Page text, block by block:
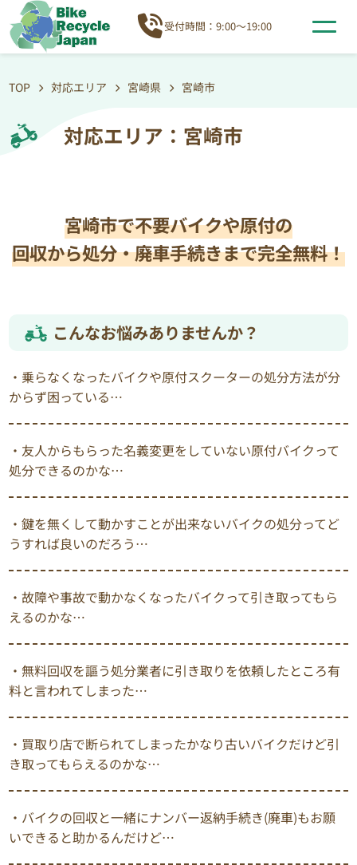
受付時間：9:00～19:00
TOP 対応エリア 宮崎県 宮崎市
対応エリア：宮崎市
宮崎市で不要バイクや原付の
回収から処分・廃車手続きまで完全無料！
こんなお悩みありませんか？
・乗らなくなったバイクや原付スクーターの処分方法が分
からず困っている…
・友人からもらった名義変更をしていない原付バイクって
処分できるのかな…
・鍵を無くして動かすことが出来ないバイクの処分ってど
うすれば良いのだろう…
・故障や事故で動かなくなったバイクって引き取ってもら
えるのかな…
・無料回収を謳う処分業者に引き取りを依頼したところ有
料と言われてしまった…
・買取り店で断られてしまったかなり古いバイクだけど引
き取ってもらえるのかな…
・バイクの回収と一緒にナンバー返納手続き(廃車)もお願
いできると助かるんだけど…